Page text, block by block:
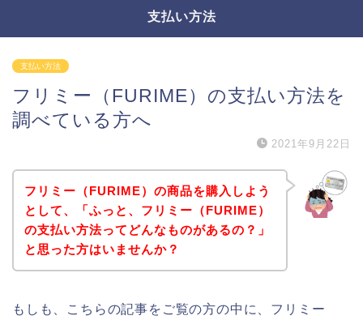
支払い方法
支払い方法
フリミー（FURIME）の支払い方法を
調べている方へ
2021年9月22日
フリミー（FURIME）の商品を購入しよう
として、「ふっと、フリミー（FURIME）
の支払い方法ってどんなものがあるの？」
と思った方はいませんか？
もしも、こちらの記事をご覧の方の中に、フリミー